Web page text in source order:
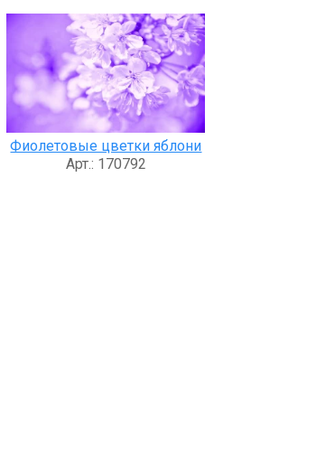
Фиолетовые цветки яблони
Арт.: 170792